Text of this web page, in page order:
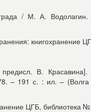
/ М. А. Водолагин.
книгохранение
В.
– 191 с. : ил. –
ЦГБ, библиотека